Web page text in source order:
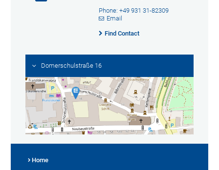
Phone: +49 931 31-82309
Email
Find Contact
Domerschulstraße 16
Home